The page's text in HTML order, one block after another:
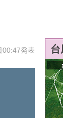
00:47発表